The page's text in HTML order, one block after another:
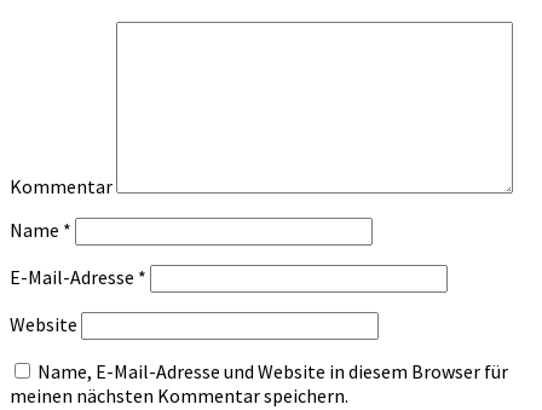
Kommentar
Name *
E-Mail-Adresse *
Website
Name, E-Mail-Adresse und Website in diesem Browser für
meinen nächsten Kommentar speichern.